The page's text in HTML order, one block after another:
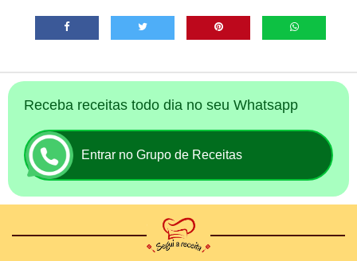
Receba receitas todo dia no seu Whatsapp
Entrar no Grupo de Receitas